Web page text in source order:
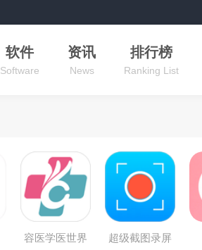
软件
Software
资讯
News
排行榜
Ranking List
容医学医世界
超级截图录屏